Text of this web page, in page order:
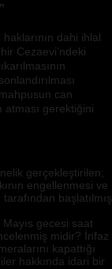
dahi ihlal
Cezaevi’ndeki
can
atması gerektiğini
gerçekleştirilen;
engellenmesi ve
başlatılmış
gecesi saat
midir? İnfaz
kapattığı
hakkında idari bir